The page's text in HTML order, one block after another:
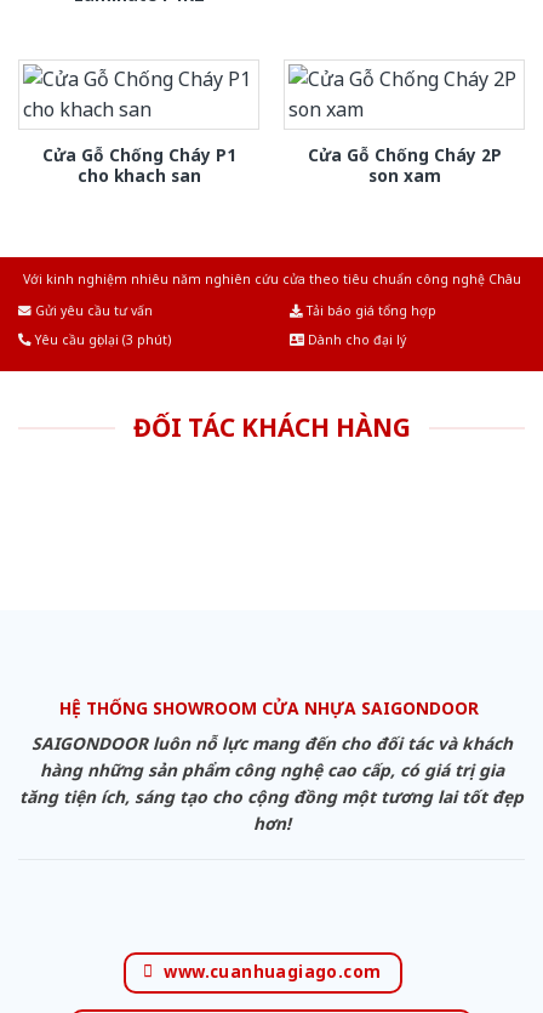
Cửa Gỗ Chống Cháy P1
cho khach san
Cửa Gỗ Chống Cháy 2P
son xam
Với kinh nghiệm nhiêu năm nghiên cứu cửa theo tiêu chuẩn công nghệ Châu
Gửi yêu cầu tư vấn
Tải báo giá tổng hợp
Yêu cầu gọi lại (3 phút)
Dành cho đại lý
ĐỐI TÁC KHÁCH HÀNG
HỆ THỐNG SHOWROOM CỬA NHỰA SAIGONDOOR
SAIGONDOOR luôn nỗ lực mang đến cho đối tác và khách
hàng những sản phẩm công nghệ cao cấp, có giá trị gia
tăng tiện ích, sáng tạo cho cộng đồng một tương lai tốt đẹp
hơn!
www.cuanhuagiago.com